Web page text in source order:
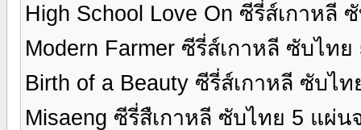
High School Love On ซีรี่ส์เกาหลี
Modern Farmer ซีรี่ส์เกาหลี ซับไท
Birth of a Beauty ซีรี่ส์เกาหลี ซับไ
Misaeng ซีรี่สืเกาหลี ซับไทย 5 แผ่น